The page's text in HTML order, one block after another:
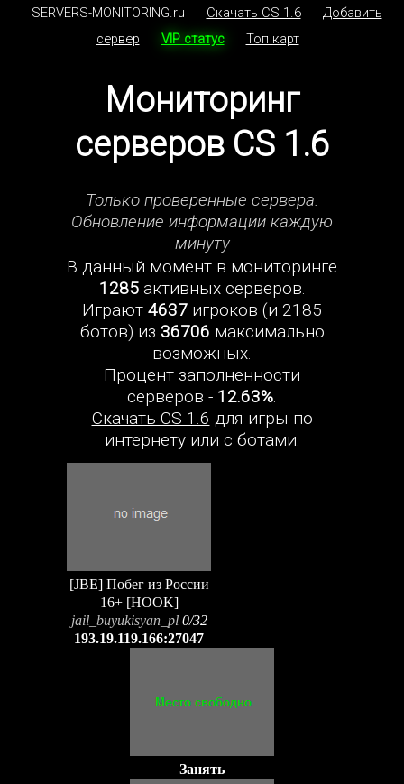
SERVERS-MONITORING.ru Скачать CS 1.6
Добавить
сервер
VIP статус Топ карт
Мониторинг
серверов CS 1.6
Только проверенные сервера.
Обновление информации каждую
минуту
В данный момент в мониторинге
1285активных серверов.
Играют 4637 игроков (и 2185
ботов) из 36706 максимально
возможных.
Процент заполненности
серверов - 12.63%.
Скачать CS 1.6 для игры по
интернету или с ботами.
[JBE] Побег из России
16+ [HOOK]
jail_buyukisyan_pl 0/32
193.19.119.166:27047
Занять